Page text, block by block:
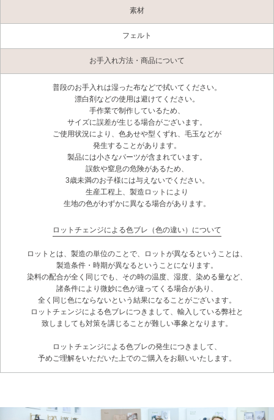
素材
フェルト
お手入れ方法・商品について
普段のお手入れは湿った布などで拭いてください。
漂白剤などの使用は避けてください。
手作業で制作しているため、
サイズに誤差が生じる場合がございます。
ご使用状況により、色あせや型くずれ、毛玉などが
発生することがあります。
製品には小さなパーツが含まれています。
誤飲や窒息の危険があるため、
3歳未満のお子様には与えないでください。
生産工程上、製造ロットにより
生地の色がわずかに異なる場合があります。
ロットチェンジによる色ブレ（色の違い）について
ロットとは、製造の単位のことで、ロットが異なるということは、
製造条件・時期が異なるということになります。
染料の配合が全く同じでも、その時の温度、湿度、染める量など、
諸条件により微妙に色が違ってくる場合があり、
全く同じ色にならないという結果になることがございます。
ロットチェンジによる色ブレにつきまして、輸入している弊社と
致しましても対策を講じることが難しい事象となります。
ロットチェンジによる色ブレの発生につきまして、
予めご理解をいただいた上でのご購入をお願いいたします。